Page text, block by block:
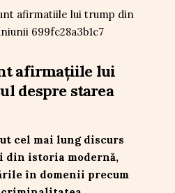
afirmațiile lui
despre starea
cel mai lung discurs
istoria modernă,
în domenii precum